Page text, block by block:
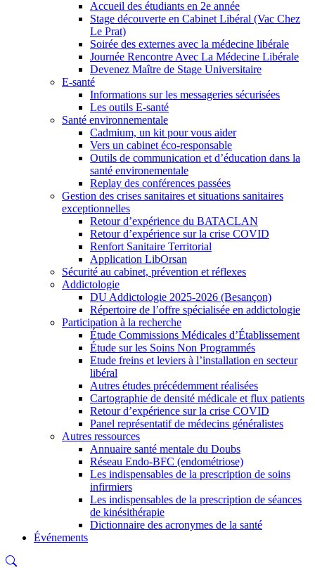
Accueil des étudiants en 2e année
Stage découverte en Cabinet Libéral (Vac Chez
Le Prat)
Soirée des externes avec la médecine libérale
Journée Rencontre Avec La Médecine Libérale
Devenez Maître de Stage Universitaire
E-santé
Informations sur les messageries sécurisées
Les outils E-santé
Santé environnementale
Cadmium, un kit pour vous aider
Vers un cabinet éco-responsable
Outils de communication et d’éducation dans la
santé environementale
Replay des conférences passées
Gestion des crises sanitaires et situations sanitaires
exceptionnelles
Retour d’expérience du BATACLAN
Retour d’expérience sur la crise COVID
Renfort Sanitaire Territorial
Application LibOrsan
Sécurité au cabinet, prévention et réflexes
Addictologie
DU Addictologie 2025-2026 (Besançon)
Répertoire de l’offre spécialisée en addictologie
Participation à la recherche
Étude Commissions Médicales d’Établissement
Étude sur les Soins Non Programmés
Etude freins et leviers à l’installation en secteur
libéral
Autres études précédemment réalisées
Cartographie de densité médicale et flux patients
Retour d’expérience sur la crise COVID
Panel représentatif de médecins généralistes
Autres ressources
Annuaire santé mentale du Doubs
Réseau Endo-BFC (endométriose)
Les indispensables de la prescription de soins
infirmiers
Les indispensables de la prescription de séances
de kinésithérapie
Dictionnaire des acronymes de la santé
Événements